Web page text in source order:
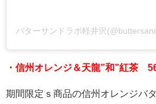
・信州オレンジ＆天龍”和”紅茶
期間限定ｓ商品の信州オレンジバ